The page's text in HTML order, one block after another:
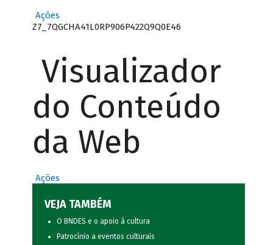
Ações
Z7_7QGCHA41L0RP906P422Q9Q0E46
Visualizador
do Conteúdo
da Web
Ações
VEJA TAMBÉM
O BNDES e o apoio à cultura
Patrocínio a eventos culturais